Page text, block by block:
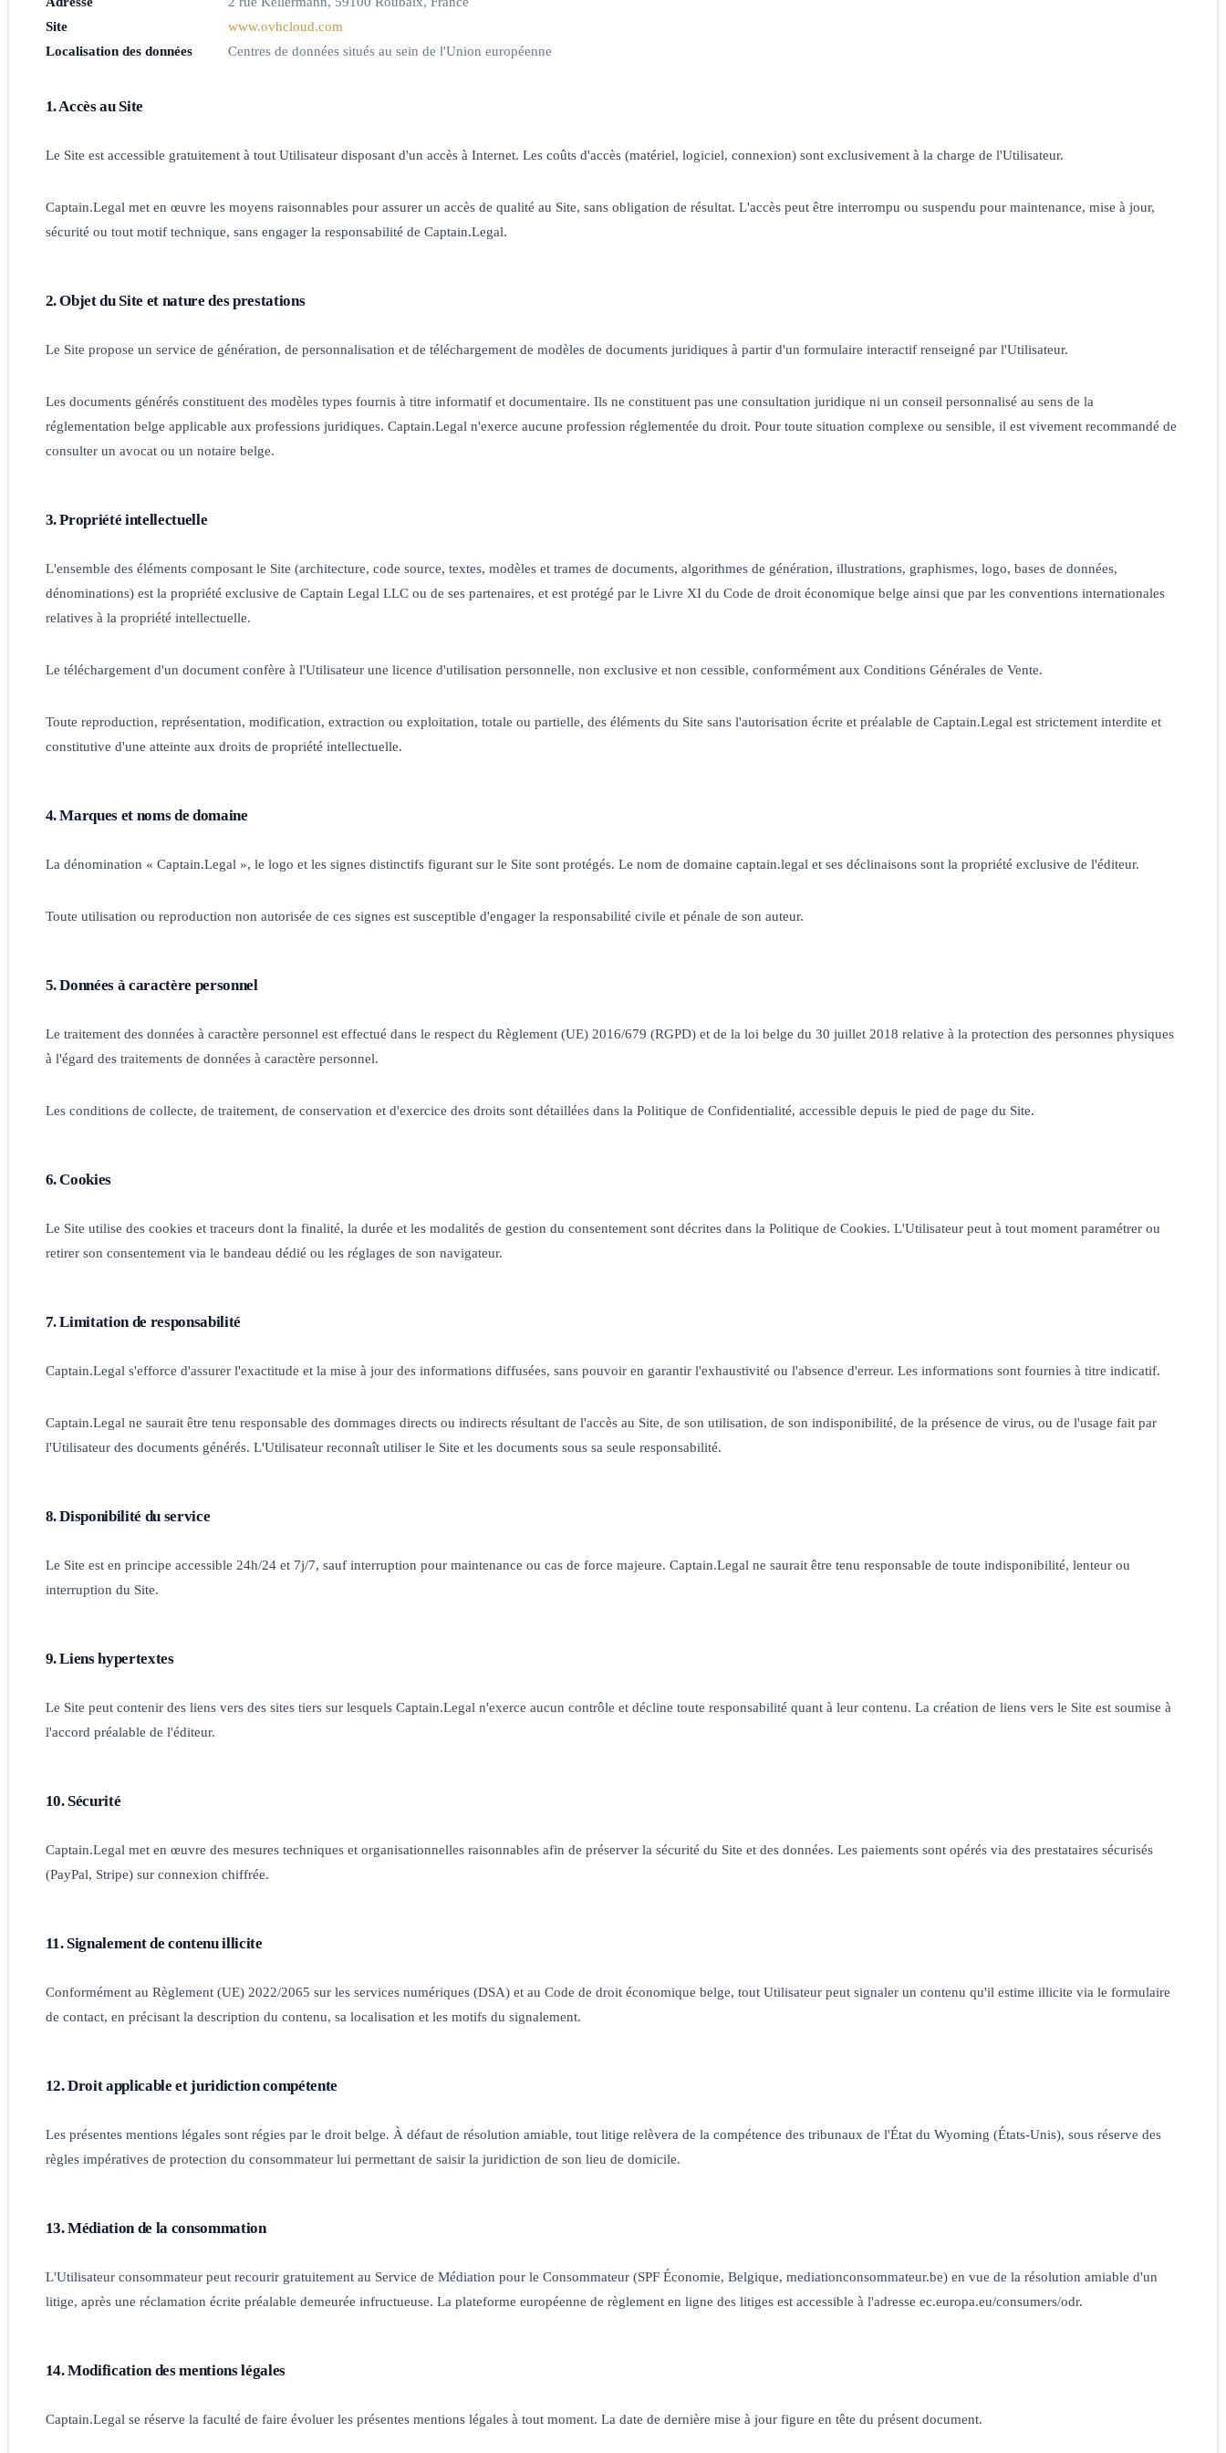
Site
www.ovhcloud.com
Localisation des données
Centres de données situés au sein de l'Union européenne
1. Accès au Site
Le Site est accessible gratuitement à tout Utilisateur disposant d'un accès à Internet. Les coûts d'accès (matériel, logiciel, connexion) sont exclusivement à la charge de l'Utilisateur.
Captain.Legal met en œuvre les moyens raisonnables pour assurer un accès de qualité au Site, sans obligation de résultat. L'accès peut être interrompu ou suspendu pour maintenance, mise à jour,
sécurité ou tout motif technique, sans engager la responsabilité de Captain.Legal.
2. Objet du Site et nature des prestations
Le Site propose un service de génération, de personnalisation et de téléchargement de modèles de documents juridiques à partir d'un formulaire interactif renseigné par l'Utilisateur.
Les documents générés constituent des modèles types fournis à titre informatif et documentaire. Ils ne constituent pas une consultation juridique ni un conseil personnalisé au sens de la
réglementation belge applicable aux professions juridiques. Captain.Legal n'exerce aucune profession réglementée du droit. Pour toute situation complexe ou sensible, il est vivement recommandé de
consulter un avocat ou un notaire belge.
3. Propriété intellectuelle
L'ensemble des éléments composant le Site (architecture, code source, textes, modèles et trames de documents, algorithmes de génération, illustrations, graphismes, logo, bases de données,
dénominations) est la propriété exclusive de Captain Legal LLC ou de ses partenaires, et est protégé par le Livre XI du Code de droit économique belge ainsi que par les conventions internationales
relatives à la propriété intellectuelle.
Le téléchargement d'un document confère à l'Utilisateur une licence d'utilisation personnelle, non exclusive et non cessible, conformément aux Conditions Générales de Vente.
Toute reproduction, représentation, modification, extraction ou exploitation, totale ou partielle, des éléments du Site sans l'autorisation écrite et préalable de Captain.Legal est strictement interdite et
constitutive d'une atteinte aux droits de propriété intellectuelle.
4. Marques et noms de domaine
La dénomination « Captain.Legal », le logo et les signes distinctifs figurant sur le Site sont protégés. Le nom de domaine captain.legal et ses déclinaisons sont la propriété exclusive de l'éditeur.
Toute utilisation ou reproduction non autorisée de ces signes est susceptible d'engager la responsabilité civile et pénale de son auteur.
5. Données à caractère personnel
Le traitement des données à caractère personnel est effectué dans le respect du Règlement (UE) 2016/679 (RGPD) et de la loi belge du 30 juillet 2018 relative à la protection des personnes physiques
à l'égard des traitements de données à caractère personnel.
Les conditions de collecte, de traitement, de conservation et d'exercice des droits sont détaillées dans la Politique de Confidentialité, accessible depuis le pied de page du Site.
6. Cookies
Le Site utilise des cookies et traceurs dont la finalité, la durée et les modalités de gestion du consentement sont décrites dans la Politique de Cookies. L'Utilisateur peut à tout moment paramétrer ou
retirer son consentement via le bandeau dédié ou les réglages de son navigateur.
7. Limitation de responsabilité
Captain.Legal s'efforce d'assurer l'exactitude et la mise à jour des informations diffusées, sans pouvoir en garantir l'exhaustivité ou l'absence d'erreur. Les informations sont fournies à titre indicatif.
Captain.Legal ne saurait être tenu responsable des dommages directs ou indirects résultant de l'accès au Site, de son utilisation, de son indisponibilité, de la présence de virus, ou de l'usage fait par
l'Utilisateur des documents générés. L'Utilisateur reconnaît utiliser le Site et les documents sous sa seule responsabilité.
8. Disponibilité du service
Le Site est en principe accessible 24h/24 et 7j/7, sauf interruption pour maintenance ou cas de force majeure. Captain.Legal ne saurait être tenu responsable de toute indisponibilité, lenteur ou
interruption du Site.
9. Liens hypertextes
Le Site peut contenir des liens vers des sites tiers sur lesquels Captain.Legal n'exerce aucun contrôle et décline toute responsabilité quant à leur contenu. La création de liens vers le Site est soumise à
l'accord préalable de l'éditeur.
10. Sécurité
Captain.Legal met en œuvre des mesures techniques et organisationnelles raisonnables afin de préserver la sécurité du Site et des données. Les paiements sont opérés via des prestataires sécurisés
(PayPal, Stripe) sur connexion chiffrée.
11. Signalement de contenu illicite
Conformément au Règlement (UE) 2022/2065 sur les services numériques (DSA) et au Code de droit économique belge, tout Utilisateur peut signaler un contenu qu'il estime illicite via le formulaire
de contact, en précisant la description du contenu, sa localisation et les motifs du signalement.
12. Droit applicable et juridiction compétente
Les présentes mentions légales sont régies par le droit belge. À défaut de résolution amiable, tout litige relèvera de la compétence des tribunaux de l'État du Wyoming (États-Unis), sous réserve des
règles impératives de protection du consommateur lui permettant de saisir la juridiction de son lieu de domicile.
13. Médiation de la consommation
L'Utilisateur consommateur peut recourir gratuitement au Service de Médiation pour le Consommateur (SPF Économie, Belgique, mediationconsommateur.be) en vue de la résolution amiable d'un
litige, après une réclamation écrite préalable demeurée infructueuse. La plateforme européenne de règlement en ligne des litiges est accessible à l'adresse ec.europa.eu/consumers/odr.
14. Modification des mentions légales
Captain.Legal se réserve la faculté de faire évoluer les présentes mentions légales à tout moment. La date de dernière mise à jour figure en tête du présent document.